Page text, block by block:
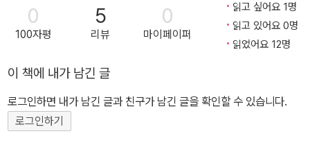
0
100자평
5
리뷰
0
마이페이퍼
읽고 싶어요 1명
읽고 있어요 0명
읽었어요 12명
이 책에 내가 남긴 글
로그인하면 내가 남긴 글과 친구가 남긴 글을 확인할 수 있습니다.
로그인하기